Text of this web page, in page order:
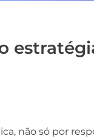
não só por